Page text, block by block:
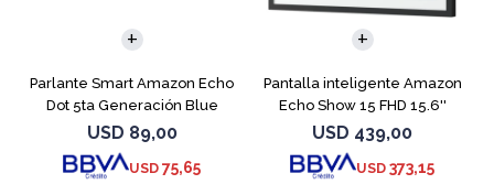
Parlante Smart Amazon Echo
Dot 5ta Generación Blue
USD 89,00
USD 75,65
Pantalla inteligente Amazon
Echo Show 15 FHD 15.6''
Black
USD 439,00
USD 373,15